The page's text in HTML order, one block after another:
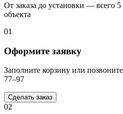
От заказа до установки — всего
объекта
01
Оформите заявку
Заполните корзину или
77–97
Сделать заказ
02